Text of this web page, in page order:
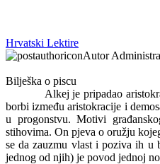
Hrvatski Lektire
Autor
Bilješka o piscu
Alkej je pripadao
borbi između aristokracije i
u progonstvu. Motivi
stihovima. On pjeva o oružju
se da zauzmu vlast i poziva ih
jednog od njih) je povod jednoj